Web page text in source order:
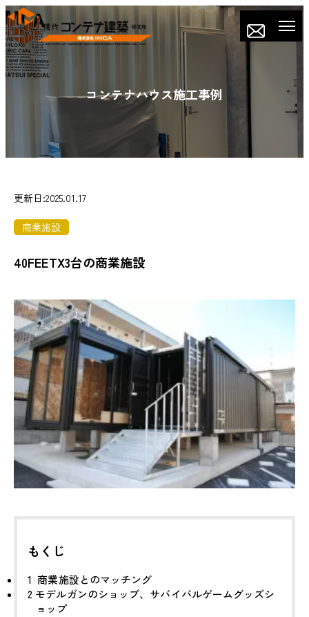
コンテナハウス施工事例
更新日:2025.01.17
商業施設
40FEETX3台の商業施設
もくじ
1 商業施設とのマッチング
2 モデルガンのショップ、サバイバルゲームグッズシ
ョップ